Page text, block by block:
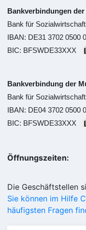
Bankverbindungen
Bank für
IBAN: DE31 3702 0500
BIC: BFSWDE33XXX
Bankverbindung der
Bank für
IBAN: DE04 3702 0500
BIC: BFSWDE33XXX
Öffnungszeiten:
Die Geschäftstellen
Sie können im Hilfe
häufigsten Fragen